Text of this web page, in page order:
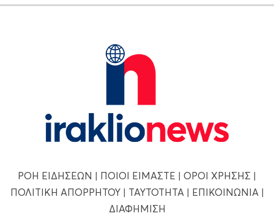
ΡΟΗ ΕΙΔΗΣΕΩΝ | ΠΟΙΟΙ ΕΙΜΑΣΤΕ | ΟΡΟΙ ΧΡΗΣΗΣ |
ΠΟΛΙΤΙΚΗ ΑΠΟΡΡΗΤΟΥ| ΤΑΥΤΟΤΗΤΑ | ΕΠΙΚΟΙΝΩΝΙΑ |
ΔΙΑΦΗΜΙΣΗ